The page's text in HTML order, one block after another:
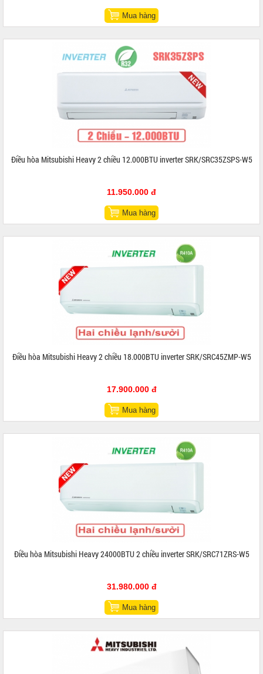
Mua hàng
Điều hòa Mitsubishi Heavy 2 chiều 12.000BTU inverter SRK/SRC35ZSPS-W5
11.950.000 đ
Mua hàng
Điều hòa Mitsubishi Heavy 2 chiều 18.000BTU inverter SRK/SRC45ZMP-W5
17.900.000 đ
Mua hàng
Điều hòa Mitsubishi Heavy 24000BTU 2 chiều inverter SRK/SRC71ZRS-W5
31.980.000 đ
Mua hàng